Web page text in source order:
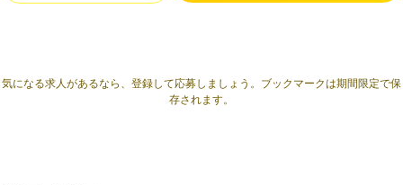
気になる求人があるなら、登録して応募しましょう。ブックマークは期間限定で保
存されます。